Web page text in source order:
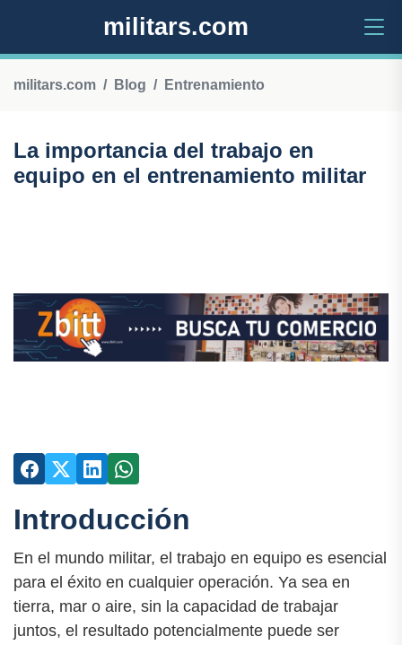
militars.com
militars.com Blog Entrenamiento
La importancia del trabajo en
equipo en el entrenamiento militar
Introducción
En el mundo militar, el trabajo en equipo es esencial
para el éxito en cualquier operación. Ya sea en
tierra, mar o aire, sin la capacidad de trabajar
juntos, el resultado potencialmente puede ser